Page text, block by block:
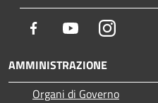
Facebook YoutubeInstagram
AMMINISTRAZIONE
Organi di Governo